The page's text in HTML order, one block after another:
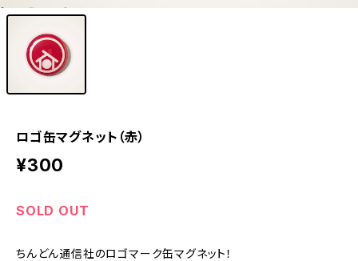
ロゴ缶マグネット（赤）
¥300
SOLD OUT
ちんどん通信社のロゴマーク缶マグネット！